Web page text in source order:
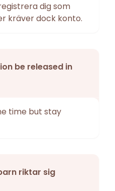
dig som
kräver dock konto.
be released in
time but stay
riktar sig